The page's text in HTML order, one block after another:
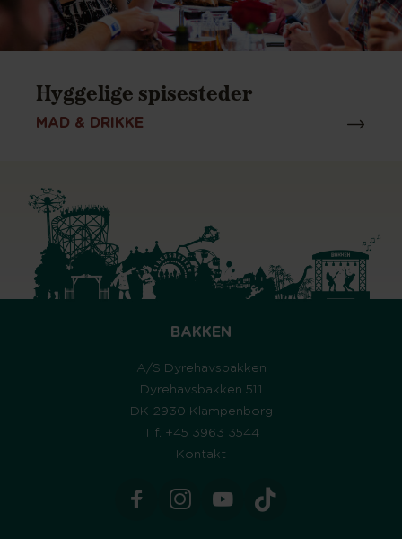
Hyggelige spisesteder
MAD & DRIKKE
BAKKEN
A/S Dyrehavsbakken
Dyrehavsbakken 51.1
DK-2930 Klampenborg
Tlf. +45 3963 3544
Kontakt